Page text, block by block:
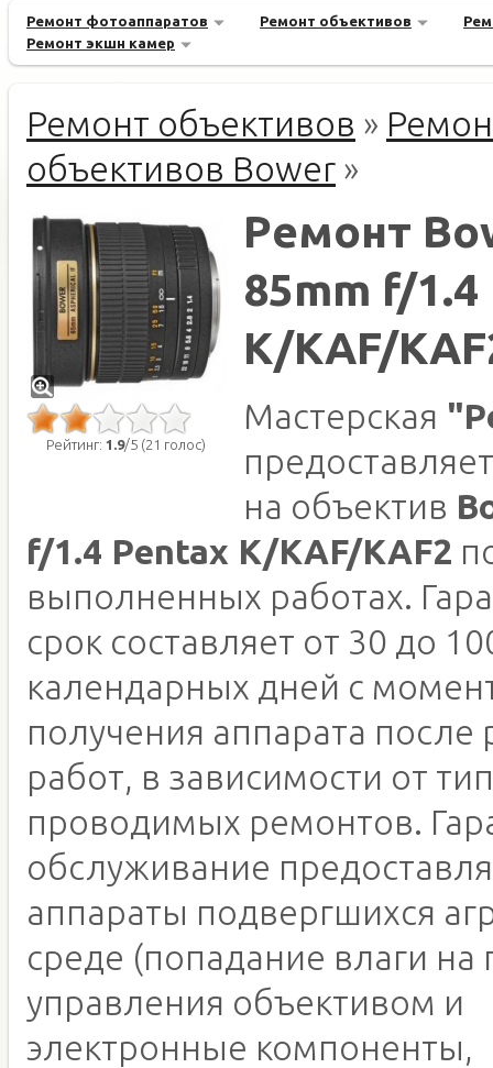
Ремонт фотоаппаратов Ремонт объективов
Ремонт экшн камер
Ремонт объективов »
объективов Bower »
Рейтинг:1.9/5 (21 голос)
Ремонт
85mm f/
K/KAF/
Мастерская
на объектив
f/1.4 Pentax K/KAF/KAF2
выполненных работах.
срок составляет от 30 до
календарных дней с
получения аппарата
работ, в зависимости от
проводимых ремонтов.
обслуживание
аппараты подвергшихся
среде (попадание влаги на
управления объективом и
электронные компоненты,